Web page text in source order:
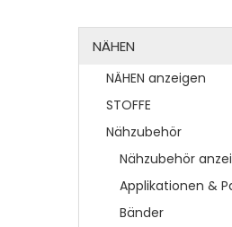
NÄHEN
NÄHEN anzeigen
STOFFE
Nähzubehör
Nähzubehör
Applikationen &
Bänder